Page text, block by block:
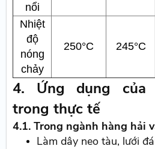
nổi
Nhiệt
độ
nóng
chảy
250°C 245°C
4. Ứng dụng của
trong thực tế
4.1. Trong ngành hàng hải
Làm dây neo tàu, lưới